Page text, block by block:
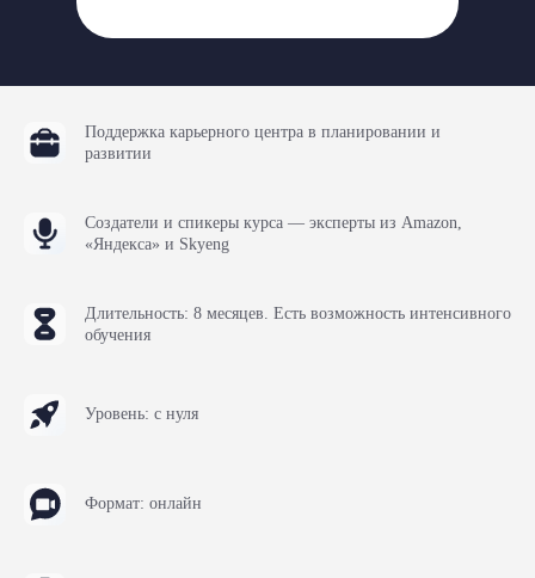
Поддержка карьерного центра в планировании и
развитии
Создатели и спикеры курса — эксперты из Amazon,
«Яндекса» и Skyeng
Длительность: 8 месяцев. Есть возможность интенсивного
обучения
Уровень: с нуля
Формат: онлайн